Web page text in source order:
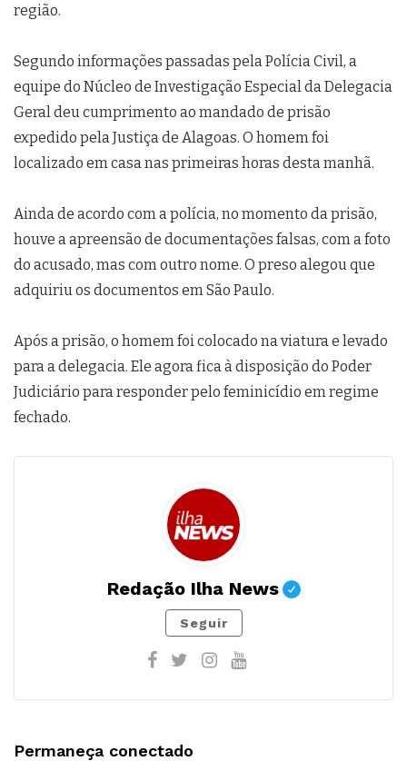
região.
Segundo informações passadas pela Polícia Civil, a
equipe do Núcleo de Investigação Especial da Delegacia
Geral deu cumprimento ao mandado de prisão
expedido pela Justiça de Alagoas. O homem foi
localizado em casa nas primeiras horas desta manhã.
Ainda de acordo com a polícia, no momento da prisão,
houve a apreensão de documentações falsas, com a foto
do acusado, mas com outro nome. O preso alegou que
adquiriu os documentos em São Paulo.
Após a prisão, o homem foi colocado na viatura e levado
para a delegacia. Ele agora fica à disposição do Poder
Judiciário para responder pelo feminicídio em regime
fechado.
Redação Ilha News
Seguir
Permaneça conectado